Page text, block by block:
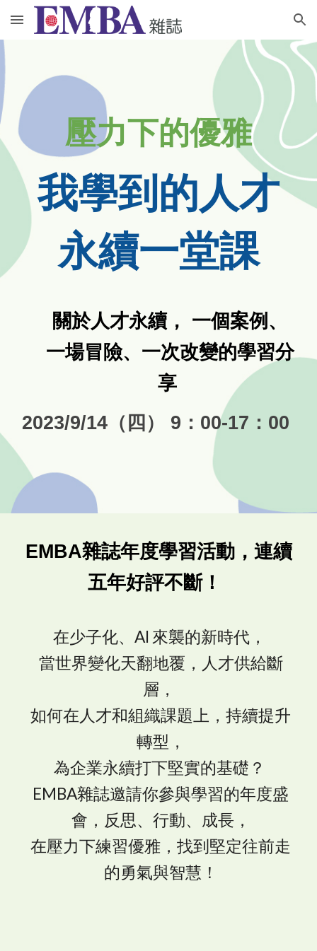
Skip to main content Skip to navigation
壓力下的優雅
我學到的人才
永續一堂課
關於人才永續， 一個案例、
一場冒險、一次改變的學習分
享
2023/9/14（四） 9：00-17：00
EMBA雜誌年度學習活動，連續
五年好評不斷！
在少子化、AI 來襲的新時代，
當世界變化天翻地覆，人才供給斷
層，
如何在人才和組織課題上，持續提升
轉型，
為企業永續打下堅實的基礎？
EMBA雜誌邀請你參與學習的年度盛
會，反思、行動、成長，
在壓力下練習優雅，找到堅定往前走
的勇氣與智慧！